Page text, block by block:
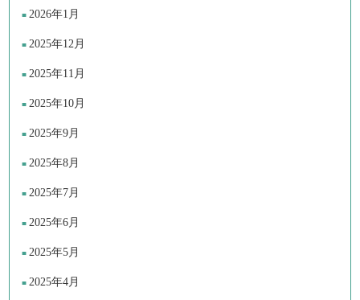
2026年1月
2025年12月
2025年11月
2025年10月
2025年9月
2025年8月
2025年7月
2025年6月
2025年5月
2025年4月